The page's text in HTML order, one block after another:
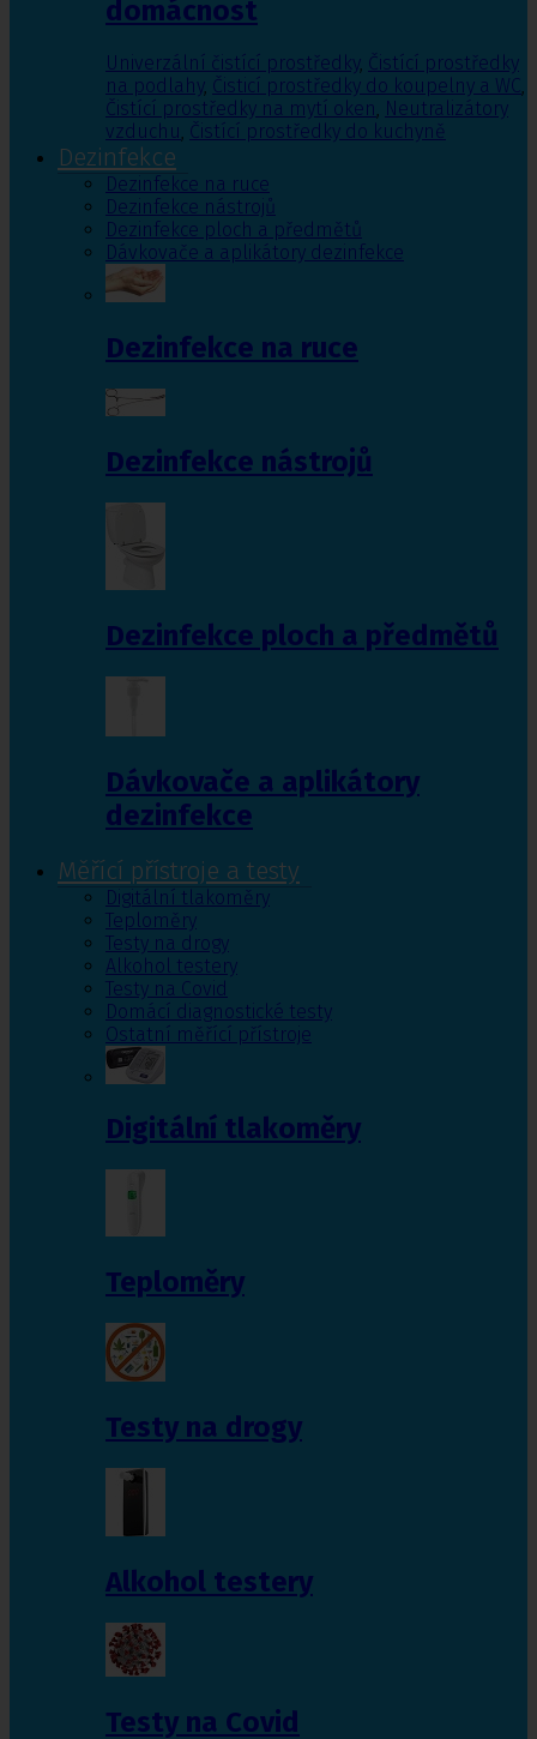
domácnost
Univerzální čistící prostředky, Čistící prostředky
na podlahy, Čisticí prostředky do koupelny a WC,
Čistící prostředky na mytí oken, Neutralizátory
vzduchu, Čistící prostředky do kuchyně
Dezinfekce
Dezinfekce na ruce
Dezinfekce nástrojů
Dezinfekce ploch a předmětů
Dávkovače a aplikátory dezinfekce
Dezinfekce na ruce
Dezinfekce nástrojů
Dezinfekce ploch a předmětů
Dávkovače a aplikátory
dezinfekce
Měřící přístroje a testy
Digitální tlakoměry
Teploměry
Testy na drogy
Alkohol testery
Testy na Covid
Domácí diagnostické testy
Ostatní měřící přístroje
Digitální tlakoměry
Teploměry
Testy na drogy
Alkohol testery
Testy na Covid